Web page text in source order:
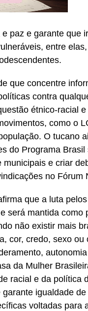
paz e garante que
entre
que concentre
contra
étnico-racial
como o
O tucano
do Programa
municipais e criar
no Fórum
que a luta
será mantida
não existir mais
cor, credo, sexo
da Mulher
racial e da política
igualdade
voltadas para